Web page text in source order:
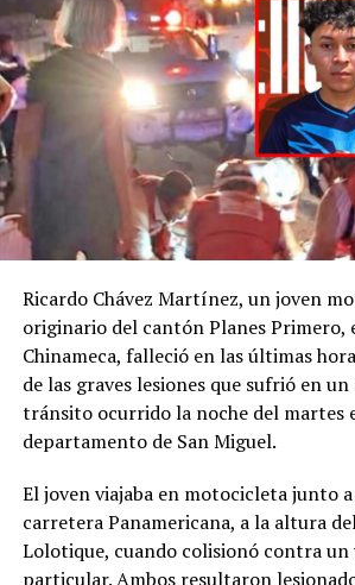
Ricardo Chávez Martínez, un joven
originario del cantón Planes Primero,
Chinameca, falleció en las últimas
de las graves lesiones que sufrió en
tránsito ocurrido la noche del martes
departamento de San Miguel.
El joven viajaba en motocicleta junto
carretera Panamericana, a la altura
Lolotique, cuando colisionó contra un
particular. Ambos resultaron